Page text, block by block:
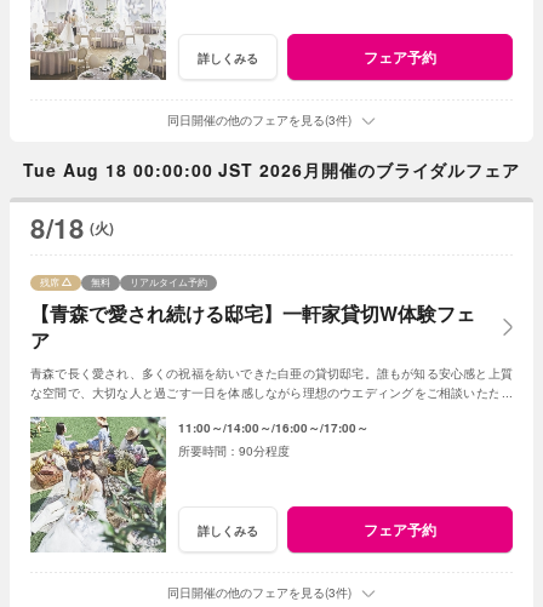
詳しくみる フェア予約
同日開催の他のフェアを見る(3件)
Tue Aug 18 00:00:00 JST 2026月開催のブライダルフェア
8/18 (火)
【青森で愛され続ける邸宅】一軒家貸切W体験フェ
ア
残席 無料 リアルタイム予約
青森で長く愛され、多くの祝福を紡いできた白亜の貸切邸宅。誰もが知る安心感と上質
な空間で、大切な人と過ごす一日を体感しながら理想のウエディングをご相談いただけ
11:00～ 14:00～ 16:00～ 17:00～
90分程度
詳しくみる フェア予約
同日開催の他のフェアを見る(3件)